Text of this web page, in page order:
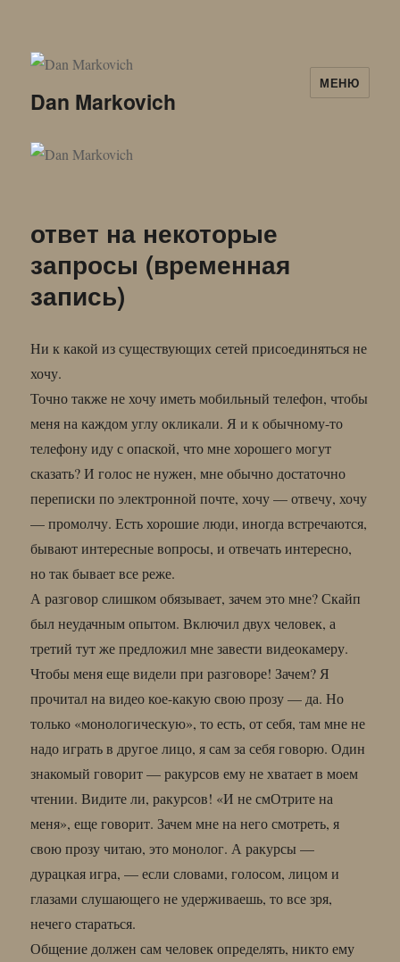
Dan Markovich
МЕНЮ
ответ на некоторые
запросы (временная
запись)
Ни к какой из существующих сетей присоединяться не
хочу.
Точно также не хочу иметь мобильный телефон, чтобы
меня на каждом углу окликали. Я и к обычному-то
телефону иду с опаской, что мне хорошего могут
сказать? И голос не нужен, мне обычно достаточно
переписки по электронной почте, хочу — отвечу, хочу
— промолчу. Есть хорошие люди, иногда встречаются,
бывают интересные вопросы, и отвечать интересно,
но так бывает все реже.
А разговор слишком обязывает, зачем это мне? Скайп
был неудачным опытом. Включил двух человек, а
третий тут же предложил мне завести видеокамеру.
Чтобы меня еще видели при разговоре! Зачем? Я
прочитал на видео кое-какую свою прозу — да. Но
только «монологическую», то есть, от себя, там мне не
надо играть в другое лицо, я сам за себя говорю. Один
знакомый говорит — ракурсов ему не хватает в моем
чтении. Видите ли, ракурсов! «И не смОтрите на
меня», еще говорит. Зачем мне на него смотреть, я
свою прозу читаю, это монолог. А ракурсы —
дурацкая игра, — если словами, голосом, лицом и
глазами слушающего не удерживаешь, то все зря,
нечего стараться.
Общение должен сам человек определять, никто ему